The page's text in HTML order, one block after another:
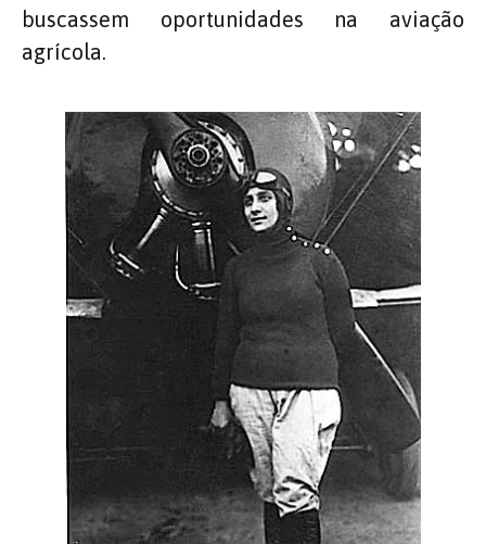
buscassem oportunidades na aviação
agrícola.